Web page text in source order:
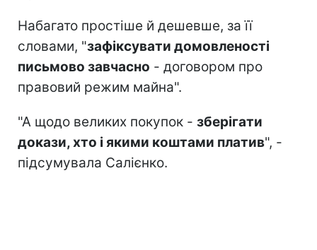
Набагато простіше й дешевше, за її
словами, "зафіксувати домовленості
письмово завчасно - договором про
правовий режим майна".
"А щодо великих покупок - зберігати
докази, хто і якими коштами платив", -
підсумувала Салієнко.